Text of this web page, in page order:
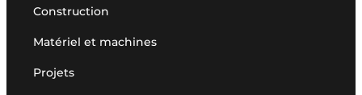
Construction
Matériel et machines
Projets